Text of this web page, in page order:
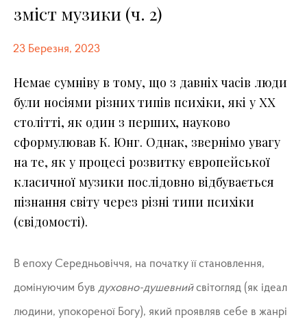
зміст музики (ч. 2)
23 Березня, 2023
Немає сумніву в тому, що з давніх часів люди
були носіями різних типів психіки, які у ХХ
столітті, як один з перших, науково
сформулював К. Юнг. Однак, звернімо увагу
на те, як у процесі розвитку європейської
класичної музики послідовно відбувається
пізнання світу через різні типи психіки
(свідомості).
В епоху Середньовіччя, на початку її становлення,
домінуючим був духовно-душевнийсвітогляд (як ідеал
людини, упокореної Богу), який проявляв себе в жанрі